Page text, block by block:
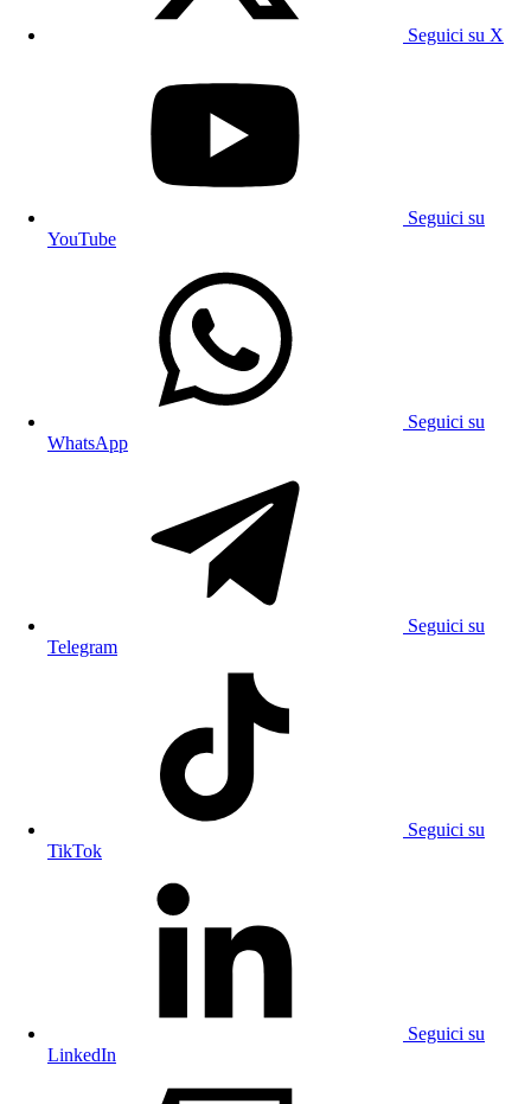
Seguici su X
Seguici su
YouTube
Seguici su
WhatsApp
Seguici su
Telegram
Seguici su
TikTok
Seguici su
LinkedIn